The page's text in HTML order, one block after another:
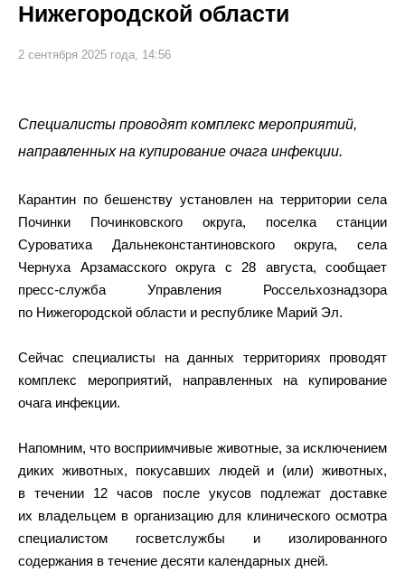
Нижегородской области
2 сентября 2025 года, 14:56
Специалисты проводят комплекс мероприятий,
направленных на купирование очага инфекции.
Карантин по бешенству установлен на территории села
Починки Починковского округа, поселка станции
Суроватиха Дальнеконстантиновского округа, села
Чернуха Арзамасского округа с 28 августа, сообщает
пресс-служба Управления Россельхознадзора
по Нижегородской области и республике Марий Эл.
Сейчас специалисты на данных территориях проводят
комплекс мероприятий, направленных на купирование
очага инфекции.
Напомним, что восприимчивые животные, за исключением
диких животных, покусавших людей и (или) животных,
в течении 12 часов после укусов подлежат доставке
их владельцем в организацию для клинического осмотра
специалистом госветслужбы и изолированного
содержания в течение десяти календарных дней.